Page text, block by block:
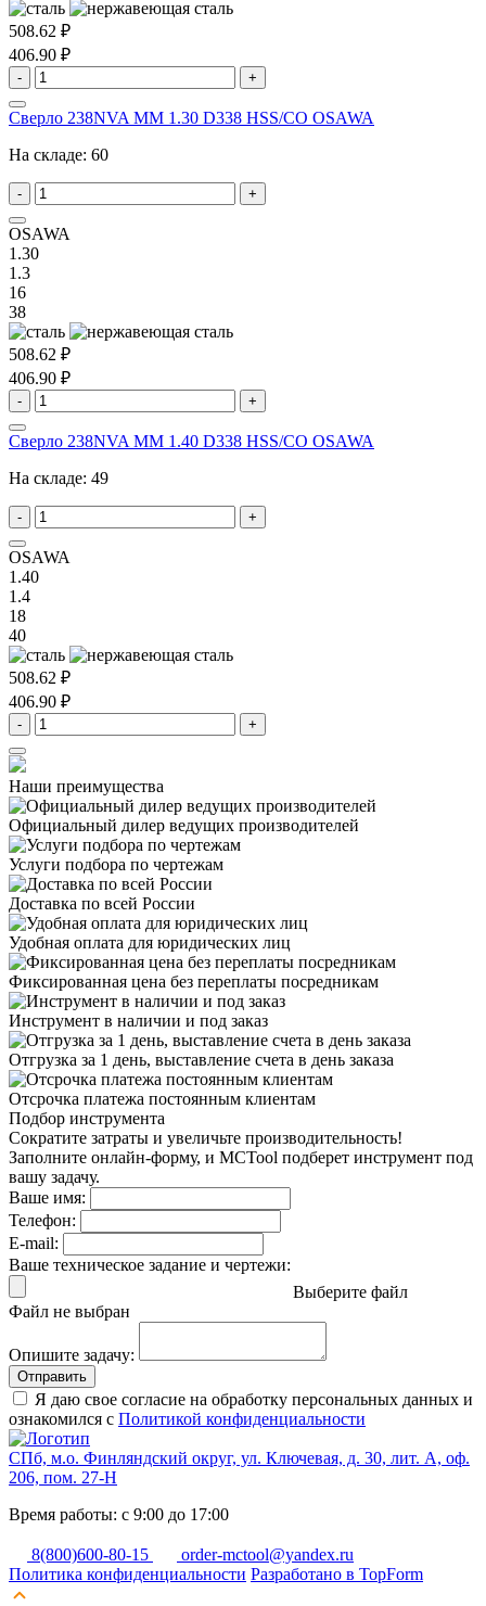
508.62 ₽
406.90 ₽
- +
Сверло 238NVA MM 1.30 D338 HSS/CO OSAWA
На складе: 60
- +
OSAWA
1.30
1.3
16
38
508.62 ₽
406.90 ₽
- +
Сверло 238NVA MM 1.40 D338 HSS/CO OSAWA
На складе: 49
- +
OSAWA
1.40
1.4
18
40
508.62 ₽
406.90 ₽
- +
Наши преимущества
Официальный дилер ведущих производителей
Услуги подбора по чертежам
Доставка по всей России
Удобная оплата для юридических лиц
Фиксированная цена без переплаты посредникам
Инструмент в наличии и под заказ
Отгрузка за 1 день, выставление счета в день заказа
Отсрочка платежа постоянным клиентам
Подбор инструмента
Сократите затраты и увеличьте производительность!
Заполните онлайн-форму, и MCTool подберет инструмент под
вашу задачу.
Ваше имя:
Телефон:
E-mail:
Ваше техническое задание и чертежи:
Выберите файл
Файл не выбран
Опишите задачу:
Отправить
Я даю свое согласие на обработку персональных данных и
ознакомился с Политикой конфиденциальности
СПб, м.о. Финляндский округ, ул. Ключевая, д. 30, лит. А, оф.
206, пом. 27-Н
Время работы: с 9:00 до 17:00
8(800)600-80-15
order-mctool@yandex.ru
Политика конфиденциальности Разработано в TopForm